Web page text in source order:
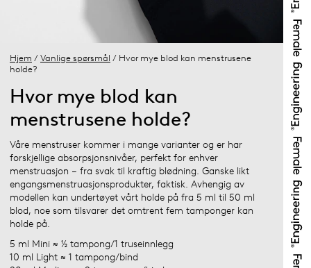
Hjem / Vanlige spørsmål / Hvor mye blod kan menstrusene
holde?
Hvor mye blod kan
menstrusene holde?
Våre menstruser kommer i mange varianter og er har
forskjellige absorpsjonsnivåer, perfekt for enhver
menstruasjon – fra svak til kraftig blødning. Ganske likt
engangsmenstruasjonsprodukter, faktisk. Avhengig av
modellen kan undertøyet vårt holde på fra 5 ml til 50 ml
blod, noe som tilsvarer det omtrent fem tamponger kan
holde på.
5 ml Mini ≈ ½ tampong/1 truseinnlegg
10 ml Light ≈ 1 tampong/bind